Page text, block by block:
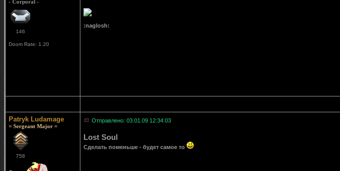
- Corporal -
146
Doom Rate: 1.20
:naglosh:
Patryk Ludamage
= Sergeant Major =
758
Отправлено: 03.01.09 12:34:03
Lost Soul
Сделать поменьше - будет самое то